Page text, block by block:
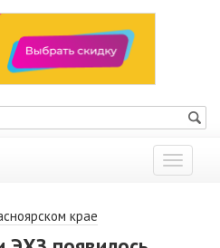
Показать
меню
крае